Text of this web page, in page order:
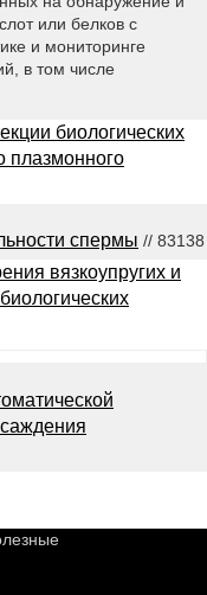
или белков с
и мониторинге
в том числе
биологических
плазмонного
спермы // 83138
вязкоупругих и